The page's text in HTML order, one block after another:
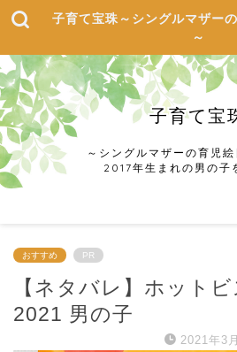
子育て宝珠～シングルマザー
～
子育て宝
～シングルマザーの育児
2017年生まれの男の子
おすすめ PR
【ネタバレ】ホット
2021 男の子
2021年3